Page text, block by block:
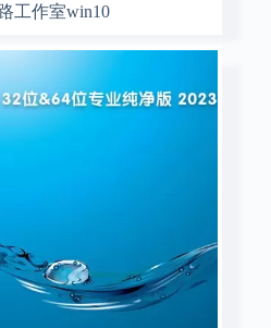
工作室win10